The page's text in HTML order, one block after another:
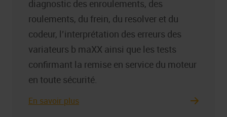
diagnostic des enroulements, des
roulements, du frein, du resolver et du
codeur, l’interprétation des erreurs des
variateurs b maXX ainsi que les tests
confirmant la remise en service du moteur
en toute sécurité.
En savoir plus